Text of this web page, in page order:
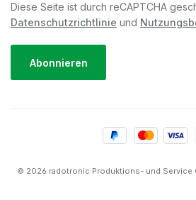
Diese Seite ist durch reCAPTCHA
Datenschutzrichtlinie und
Abonnieren
© 2026 radotronic Produktions- und Service